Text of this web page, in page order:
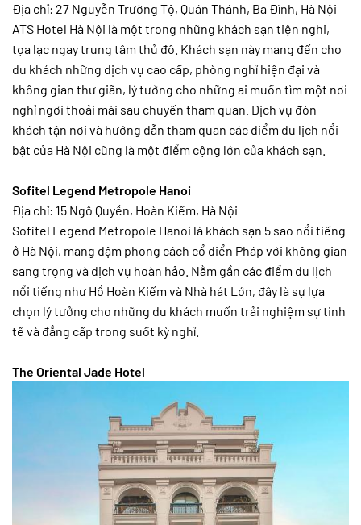
Địa chỉ: 27 Nguyễn Trường Tộ, Quán Thánh, Ba Đình, Hà Nội
ATS Hotel Hà Nội là một trong những khách sạn tiện nghi,
tọa lạc ngay trung tâm thủ đô. Khách sạn này mang đến cho
du khách những dịch vụ cao cấp, phòng nghỉ hiện đại và
không gian thư giãn, lý tưởng cho những ai muốn tìm một nơi
nghỉ ngơi thoải mái sau chuyến tham quan. Dịch vụ đón
khách tận nơi và hướng dẫn tham quan các điểm du lịch nổi
bật của Hà Nội cũng là một điểm cộng lớn của khách sạn.
Sofitel Legend Metropole Hanoi
Địa chỉ: 15 Ngô Quyền, Hoàn Kiếm, Hà Nội
Sofitel Legend Metropole Hanoi là khách sạn 5 sao nổi tiếng
ở Hà Nội, mang đậm phong cách cổ điển Pháp với không gian
sang trọng và dịch vụ hoàn hảo. Nằm gần các điểm du lịch
nổi tiếng như Hồ Hoàn Kiếm và Nhà hát Lớn, đây là sự lựa
chọn lý tưởng cho những du khách muốn trải nghiệm sự tinh
tế và đẳng cấp trong suốt kỳ nghỉ.
The Oriental Jade Hotel